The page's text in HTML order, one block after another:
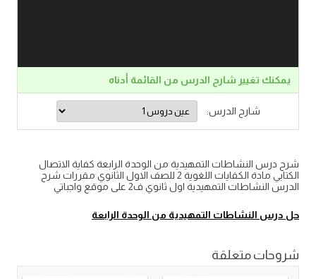
يمكنك تغيير شارح الدرس من القائمة أدناه
شارح الدرس:
شرح درس النشاطات التمهيدية من الوحدة الرابعة كفاية الاتصال
الكتابي مادة الكفايات اللغوية 2 للصف الاول الثانوي مقررات شرح
الدرس النشاطات التمهيدية اول ثانوي ف2 على موقع واجباتي
حل درس النشاطات التمهيدية من الوحدة الرابعة
شروحات متعلقة